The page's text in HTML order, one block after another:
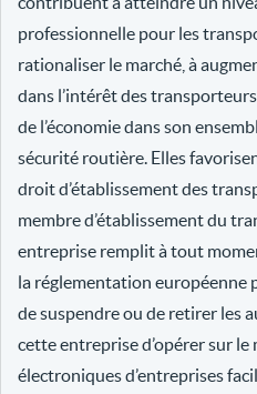
professionnelle pour les
rationaliser le marché, à
dans l’intérêt des
de l’économie dans son
sécurité routière. Elles
droit d’établissement des
membre d’établissement du
entreprise remplit à tout
la réglementation européenne
de suspendre ou de retirer les
cette entreprise d’opérer sur le
électroniques d’entreprises